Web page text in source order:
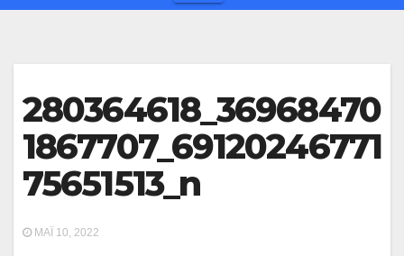
280364618_36968470
1867707_69120246771
75651513_n
ΜΆΙ 10, 2022